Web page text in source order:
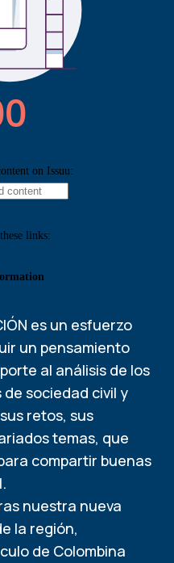
es un esfuerzo
un pensamiento
al análisis de los
sociedad civil y
retos, sus
temas, que
compartir buenas
nuestra nueva
la región,
de Colombina